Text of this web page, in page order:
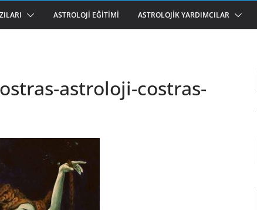
ASTROLOJI EĞITIMI ASTROLOJIK YARDIMCILAR
astroloji-costras-